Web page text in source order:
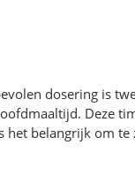
dosering is
Deze
het belangrijk om